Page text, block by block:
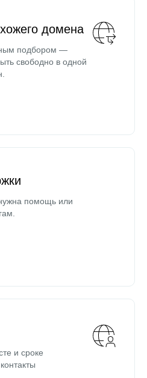
домена
подбором —
свободно в одной
помощь или
и сроке